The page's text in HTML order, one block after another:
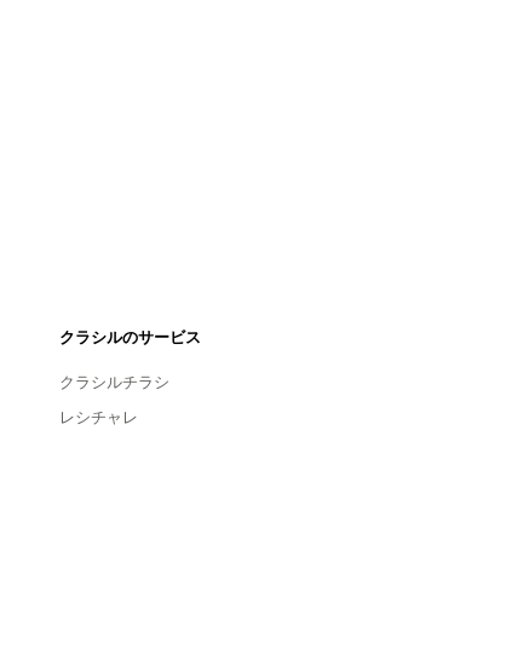
クラシルのサービス
クラシルチラシ
レシチャレ